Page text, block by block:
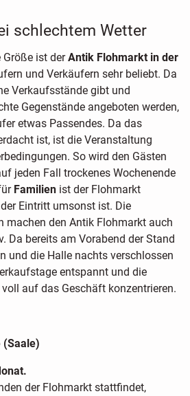
schlechtem Wetter
Größe ist derAntik Flohmarkt in der
und Verkäufern sehr beliebt. Da
Verkaufsstände gibt und
Gegenstände angeboten werden,
etwas Passendes. Da das
ist, ist die Veranstaltung
So wird den Gästen
jeden Fall trockenes Wochenende
Familien ist der Flohmarkt
Eintritt umsonst ist. Die
machen den Antik Flohmarkt auch
Da bereits am Vorabend der Stand
und die Halle nachts verschlossen
entspannt und die
auf das Geschäft konzentrieren.
der Flohmarkt stattfindet,